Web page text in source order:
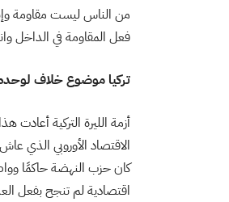
من الناس ليست مقاومة
فعل المقاومة في الداخل
تركيا موضوع خلاف
أزمة الليرة التركية
الاقتصاد الأوروبي الذي
اقتصادية لم تنجح بفعل